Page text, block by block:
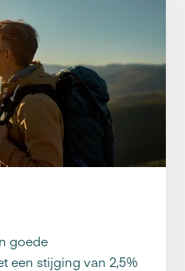
goede
een stijging van 2,5%